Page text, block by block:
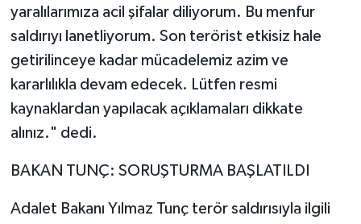
yaralılarımıza acil şifalar diliyorum. Bu menfur
saldırıyı lanetliyorum. Son terörist etkisiz hale
getirilinceye kadar mücadelemiz azim ve
kararlılıkla devam edecek. Lütfen resmi
kaynaklardan yapılacak açıklamaları dikkate
alınız." dedi.
BAKAN TUNÇ: SORUŞTURMA BAŞLATILDI
Adalet Bakanı Yılmaz Tunç terör saldırısıyla ilgili